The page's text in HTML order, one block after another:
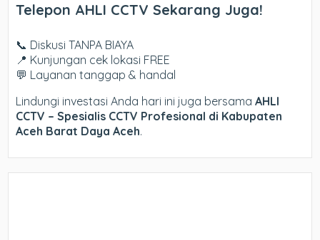
Telepon AHLI CCTV Sekarang Juga!
📞 Diskusi TANPA BIAYA
📍 Kunjungan cek lokasi FREE
💬 Layanan tanggap & handal
Lindungi investasi Anda hari ini juga bersamaAHLI
CCTV – Spesialis CCTV Profesional di Kabupaten
Aceh Barat Daya Aceh.